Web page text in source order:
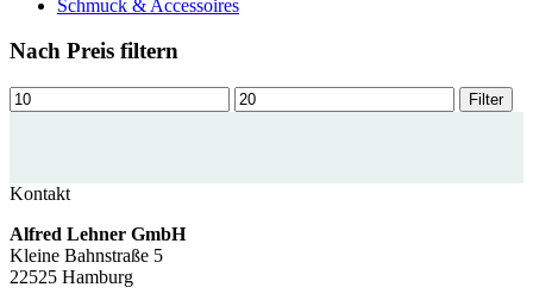
Schmuck & Accessoires
Nach Preis filtern
Min.
Preis
Max.
Preis
Filter
Kontakt
Alfred Lehner GmbH
Kleine Bahnstraße 5
22525 Hamburg